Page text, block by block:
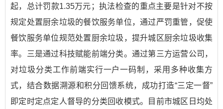
起，总计罚款1.35万元；执法检查的重点主要是针对不按
规定处置厨余垃圾的餐饮服务单位，通过严罚重管，促使
餐饮服务单位规范处置厨余垃圾，提升城区厨余垃圾收集
率。三是通过科技赋能前端分类。通过第三方运营公司，
对垃圾分类工作前端实行一户一码制，采用多种收集方
式，结合数据溯源和积分回馈系统，成功打造“三定一督”
即定时定点定人督导的分类回收模式。目前市城区日均处